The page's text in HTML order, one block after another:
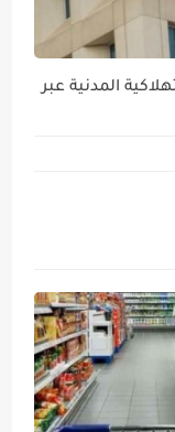
المدنية عبر